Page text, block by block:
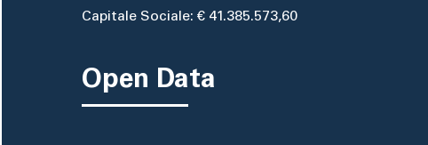
Capitale Sociale: € 41.385.573,60
Open Data